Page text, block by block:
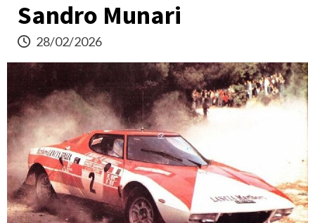
Sandro Munari
28/02/2026